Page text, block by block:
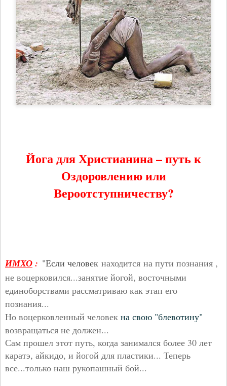
Йога для Христианина – путь к
Оздоровлению или
Вероотступничеству?
ИМХО : "Если человек находится на пути познания ,
не воцерковился...занятие йогой, восточными
единоборствами рассматриваю как этап его
познания...
Но воцерковленный человек на свою "блевотину"
возвращаться не должен...
Сам прошел этот путь, когда занимался более 30 лет
каратэ, айкидо, и йогой для пластики... Теперь
все...только наш рукопашный бой...